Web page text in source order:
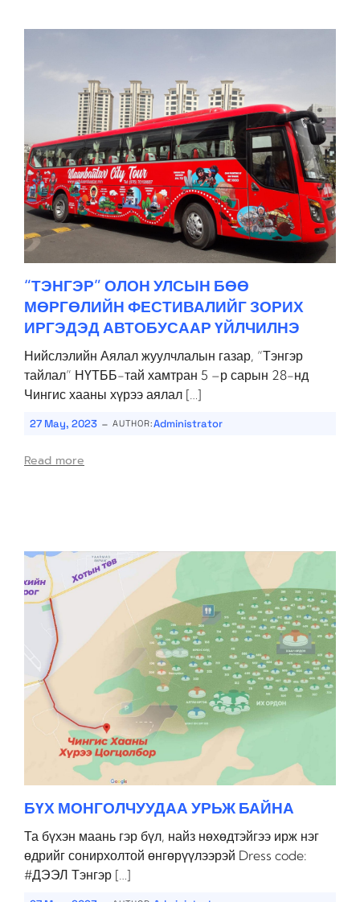
“ТЭНГЭР” ОЛОН УЛСЫН БӨӨ
МӨРГӨЛИЙН ФЕСТИВАЛИЙГ ЗОРИХ
ИРГЭДЭД АВТОБУСААР ҮЙЛЧИЛНЭ
Нийслэлийн Аялал жуулчлалын газар, “Тэнгэр
тайлал” НҮТББ-тай хамтран 5 –р сарын 28-нд
Чингис хааны хүрээ аялал […]
27 May, 2023 - AUTHOR:Administrator
Read more
БҮХ МОНГОЛЧУУДАА УРЬЖ БАЙНА
Та бүхэн маань гэр бүл, найз нөхөдтэйгээ ирж нэг
өдрийг сонирхолтой өнгөрүүлээрэй Dress code:
#ДЭЭЛ Тэнгэр […]